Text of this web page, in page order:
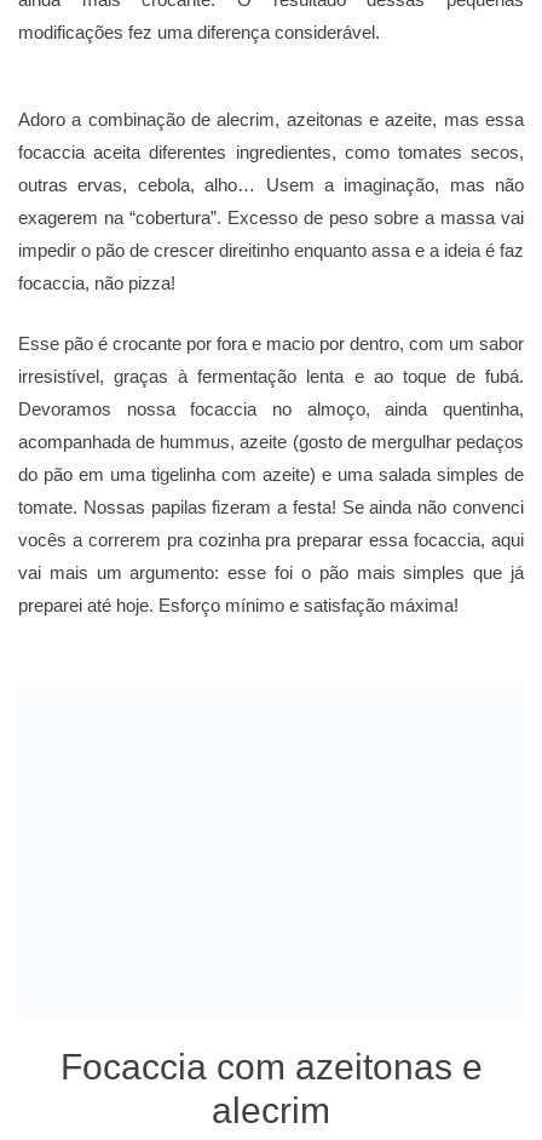
modificações fez uma diferença considerável.
Adoro a combinação de alecrim, azeitonas e azeite, mas essa
focaccia aceita diferentes ingredientes, como tomates secos,
outras ervas, cebola, alho… Usem a imaginação, mas não
exagerem na “cobertura”. Excesso de peso sobre a massa vai
impedir o pão de crescer direitinho enquanto assa e a ideia é faz
focaccia, não pizza!
Esse pão é crocante por fora e macio por dentro, com um sabor
irresistível, graças à fermentação lenta e ao toque de fubá.
Devoramos nossa focaccia no almoço, ainda quentinha,
acompanhada de hummus, azeite (gosto de mergulhar pedaços
do pão em uma tigelinha com azeite) e uma salada simples de
tomate. Nossas papilas fizeram a festa! Se ainda não convenci
vocês a correrem pra cozinha pra preparar essa focaccia, aqui
vai mais um argumento: esse foi o pão mais simples que já
preparei até hoje. Esforço mínimo e satisfação máxima!
Focaccia com azeitonas e
alecrim